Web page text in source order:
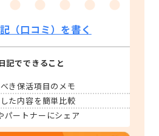
（口コミ）を書く
記でできること
き保活項目のメモ
た内容を簡単比較
パートナーにシェア